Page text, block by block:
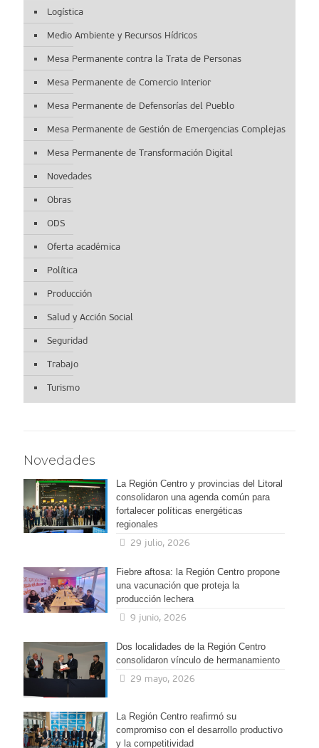
Logística
Medio Ambiente y Recursos Hídricos
Mesa Permanente contra la Trata de Personas
Mesa Permanente de Comercio Interior
Mesa Permanente de Defensorías del Pueblo
Mesa Permanente de Gestión de Emergencias Complejas
Mesa Permanente de Transformación Digital
Novedades
Obras
ODS
Oferta académica
Política
Producción
Salud y Acción Social
Seguridad
Trabajo
Turismo
Novedades
La Región Centro y provincias del Litoral
consolidaron una agenda común para
fortalecer políticas energéticas
regionales
29 julio, 2026
Fiebre aftosa: la Región Centro propone
una vacunación que proteja la
producción lechera
9 junio, 2026
Dos localidades de la Región Centro
consolidaron vínculo de hermanamiento
29 mayo, 2026
La Región Centro reafirmó su
compromiso con el desarrollo productivo
y la competitividad